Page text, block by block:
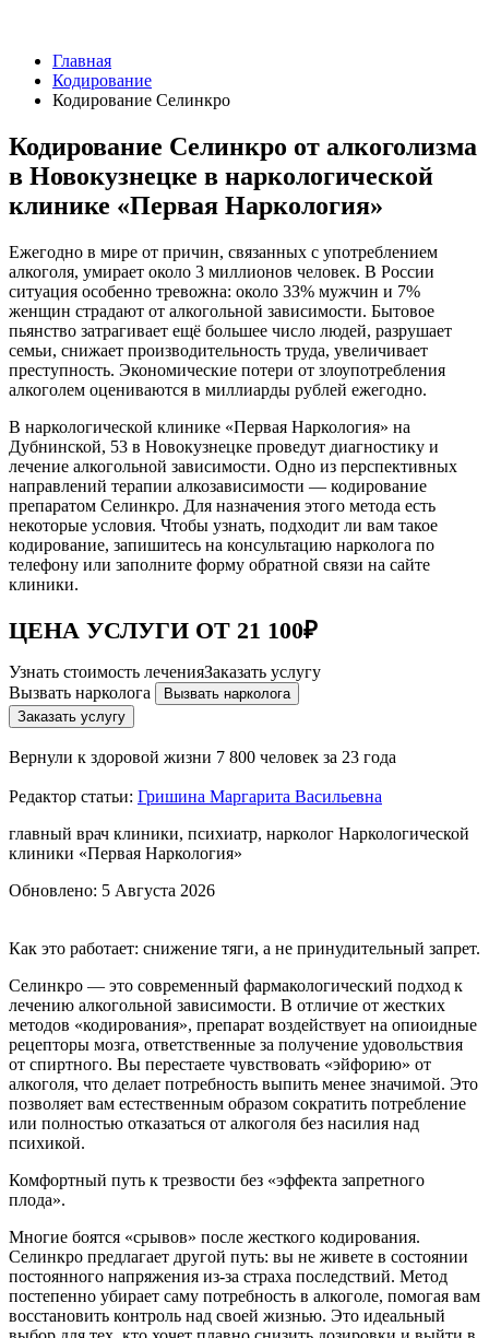
Главная
Кодирование
Кодирование Селинкро
Кодирование Селинкро от алкоголизма
в Новокузнецке в наркологической
клинике «Первая Наркология»
Ежегодно в мире от причин, связанных с употреблением
алкоголя, умирает около 3 миллионов человек. В России
ситуация особенно тревожна: около 33% мужчин и 7%
женщин страдают от алкогольной зависимости. Бытовое
пьянство затрагивает ещё большее число людей, разрушает
семьи, снижает производительность труда, увеличивает
преступность. Экономические потери от злоупотребления
алкоголем оцениваются в миллиарды рублей ежегодно.
В наркологической клинике «Первая Наркология» на
Дубнинской, 53 в Новокузнецке проведут диагностику и
лечение алкогольной зависимости. Одно из перспективных
направлений терапии алкозависимости — кодирование
препаратом Селинкро. Для назначения этого метода есть
некоторые условия. Чтобы узнать, подходит ли вам такое
кодирование, запишитесь на консультацию нарколога по
телефону или заполните форму обратной связи на сайте
клиники.
ЦЕНА УСЛУГИ ОТ 21 100₽
Узнать стоимость леченияЗаказать услугу
Вызвать нарколога
Вызвать нарколога
Заказать услугу
Вернули к здоровой жизни 7 800 человек за 23 года
Редактор статьи: Гришина Маргарита Васильевна
главный врач клиники, психиатр, нарколог Наркологической
клиники «Первая Наркология»
Обновлено: 5 Августа 2026
Как это работает: снижение тяги, а не принудительный запрет.
Селинкро — это современный фармакологический подход к
лечению алкогольной зависимости. В отличие от жестких
методов «кодирования», препарат воздействует на опиоидные
рецепторы мозга, ответственные за получение удовольствия
от спиртного. Вы перестаете чувствовать «эйфорию» от
алкоголя, что делает потребность выпить менее значимой. Это
позволяет вам естественным образом сократить потребление
или полностью отказаться от алкоголя без насилия над
психикой.
Комфортный путь к трезвости без «эффекта запретного
плода».
Многие боятся «срывов» после жесткого кодирования.
Селинкро предлагает другой путь: вы не живете в состоянии
постоянного напряжения из-за страха последствий. Метод
постепенно убирает саму потребность в алкоголе, помогая вам
восстановить контроль над своей жизнью. Это идеальный